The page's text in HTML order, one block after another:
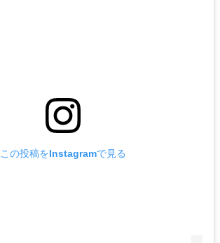
この投稿をInstagramで見る